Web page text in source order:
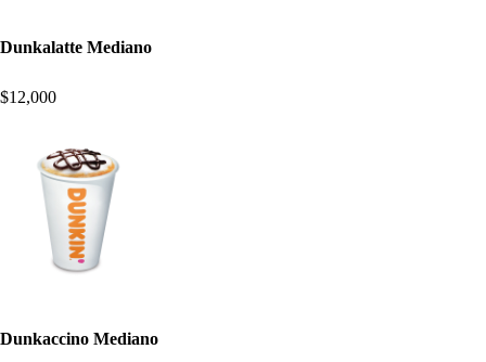
Dunkalatte Mediano
$12,000
Dunkaccino Mediano